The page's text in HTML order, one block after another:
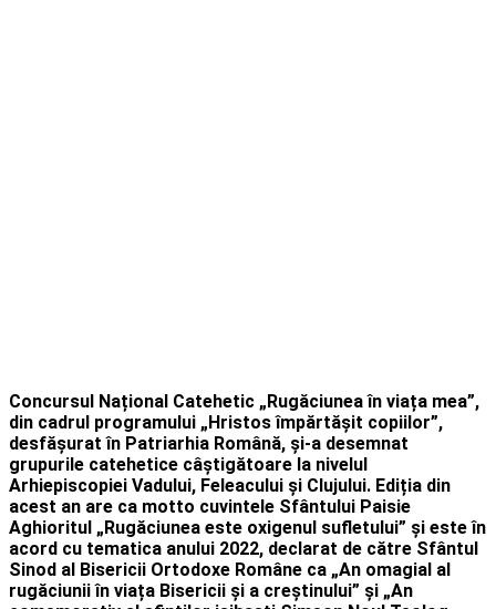
Concursul Național Catehetic „Rugăciunea în viața mea”,
din cadrul programului „Hristos împărtășit copiilor”,
desfășurat în Patriarhia Română, și-a desemnat
grupurile catehetice câștigătoare la nivelul
Arhiepiscopiei Vadului, Feleacului și Clujului. Ediția din
acest an are ca motto cuvintele Sfântului Paisie
Aghioritul „Rugăciunea este oxigenul sufletului” și este în
acord cu tematica anului 2022, declarat de către Sfântul
Sinod al Bisericii Ortodoxe Române ca „An omagial al
rugăciunii în viața Bisericii și a creștinului” și „An